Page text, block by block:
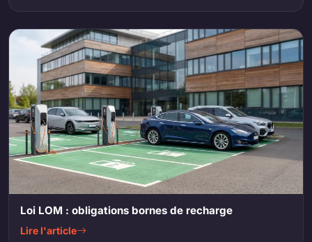
Loi LOM : obligations bornes de recharge
Lire l'article